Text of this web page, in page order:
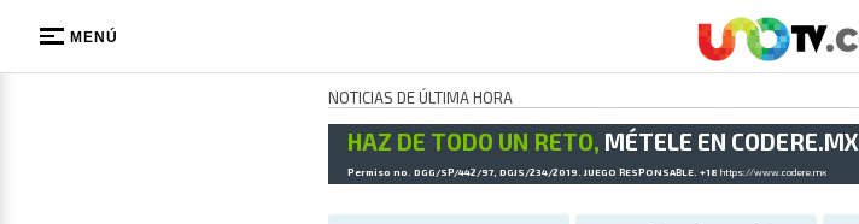
MENÚ
NOTICIAS DE ÚLTIMA HORA
HAZ DE TODO UN RETO, MÉTELE EN CODERE.MX
Permiso no. DGG/SP/442/97, DGJS/234/2019. JUEGO RESPONSABLE. +18 https://www.codere.mx